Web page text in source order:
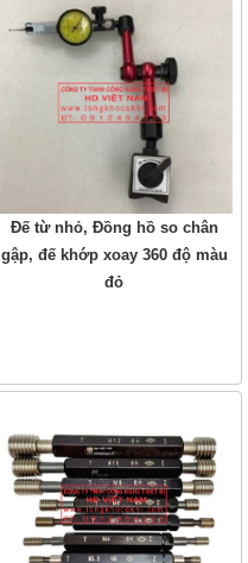
Đế từ nhỏ, Đồng hồ so chân
gập, đế khớp xoay 360 độ màu
đỏ